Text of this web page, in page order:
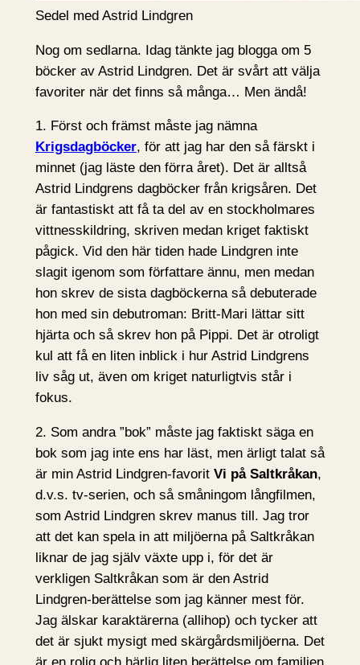
Sedel med Astrid Lindgren
Nog om sedlarna. Idag tänkte jag blogga om 5
böcker av Astrid Lindgren. Det är svårt att välja
favoriter när det finns så många… Men ändå!
1. Först och främst måste jag nämna
Krigsdagböcker, för att jag har den så färskt i
minnet (jag läste den förra året). Det är alltså
Astrid Lindgrens dagböcker från krigsåren. Det
är fantastiskt att få ta del av en stockholmares
vittnesskildring, skriven medan kriget faktiskt
pågick. Vid den här tiden hade Lindgren inte
slagit igenom som författare ännu, men medan
hon skrev de sista dagböckerna så debuterade
hon med sin debutroman: Britt-Mari lättar sitt
hjärta och så skrev hon på Pippi. Det är otroligt
kul att få en liten inblick i hur Astrid Lindgrens
liv såg ut, även om kriget naturligtvis står i
fokus.
2. Som andra ”bok” måste jag faktiskt säga en
bok som jag inte ens har läst, men ärligt talat så
är min Astrid Lindgren-favorit Vi på Saltkråkan,
d.v.s. tv-serien, och så småningom långfilmen,
som Astrid Lindgren skrev manus till. Jag tror
att det kan spela in att miljöerna på Saltkråkan
liknar de jag själv växte upp i, för det är
verkligen Saltkråkan som är den Astrid
Lindgren-berättelse som jag känner mest för.
Jag älskar karaktärerna (allihop) och tycker att
det är sjukt mysigt med skärgårdsmiljöerna. Det